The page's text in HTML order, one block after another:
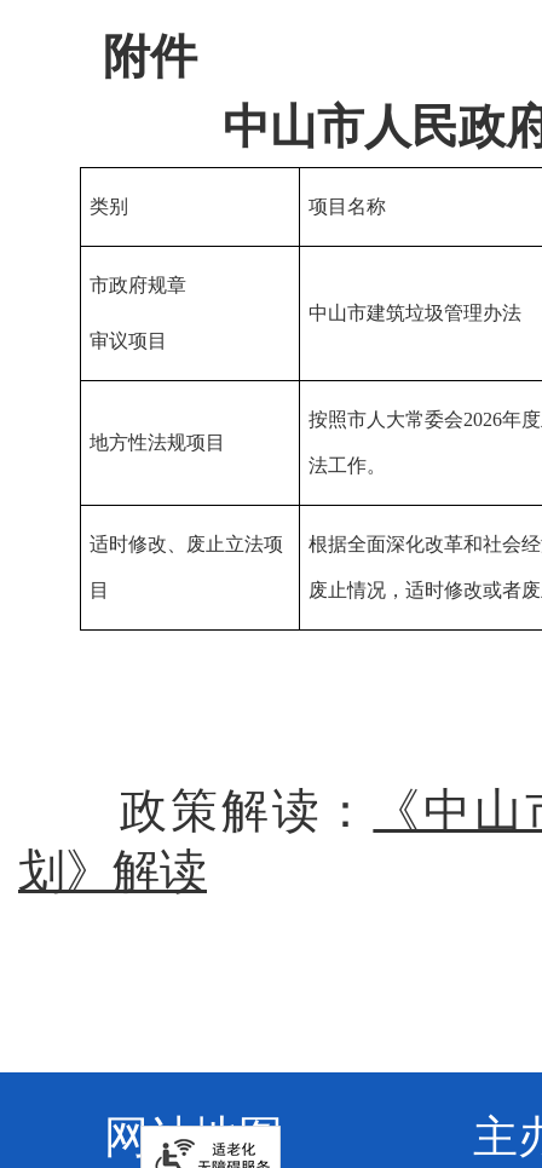
附件
中山市人民政
类别 项目名称
市政府规章
审议项目
中山市建筑垃圾管理办法
地方性法规项目
按照市人大常委会2026年
法工作。
适时修改、废止立法项
目
根据全面深化改革和社会
废止情况，适时修改或者
政策解读：
《中
划》解读
网站地图
主